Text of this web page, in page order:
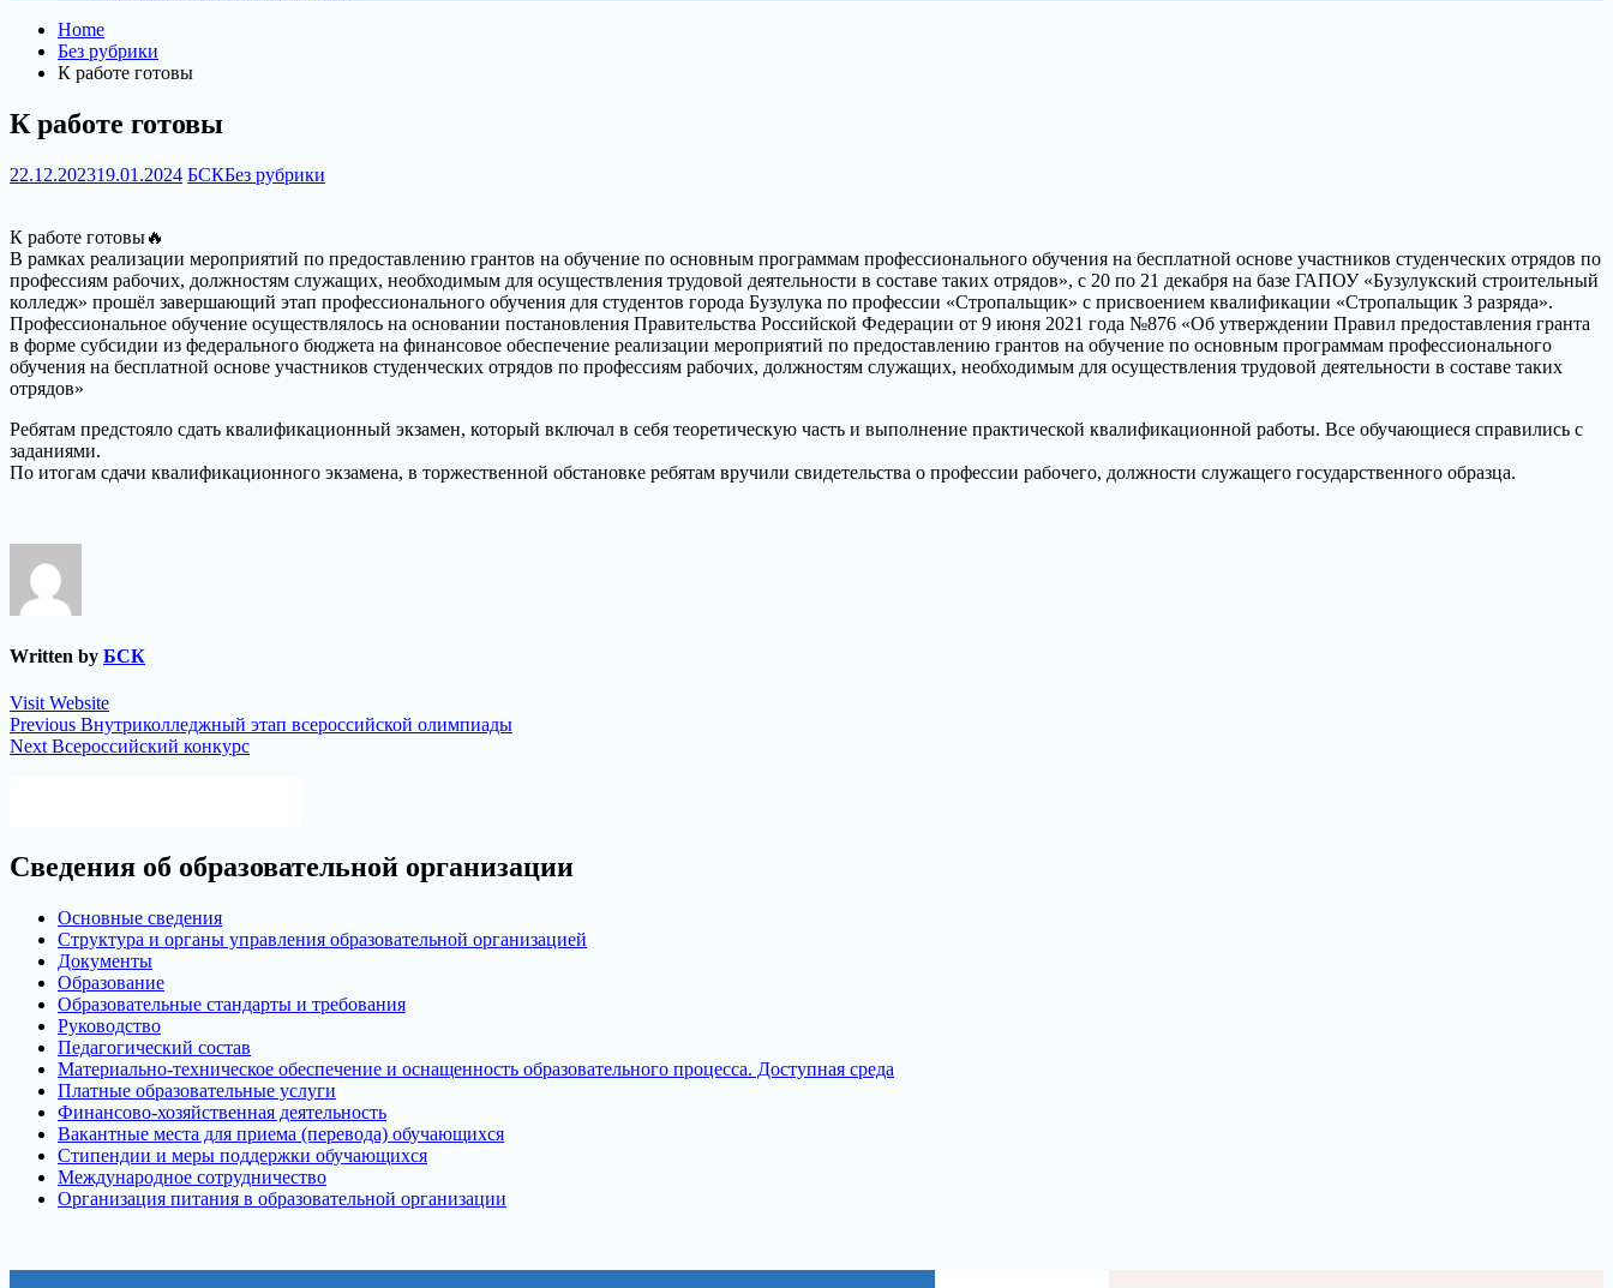
Home
Без рубрики
К работе готовы
К работе готовы
22.12.202319.01.2024 БСКБез рубрики
К работе готовы🔥
В рамках реализации мероприятий по предоставлению грантов на обучение по основным программам профессионального обучения на бесплатной основе участников студенческих отрядов по
профессиям рабочих, должностям служащих, необходимым для осуществления трудовой деятельности в составе таких отрядов», с 20 по 21 декабря на базе ГАПОУ «Бузулукский строительный
колледж» прошёл завершающий этап профессионального обучения для студентов города Бузулука по профессии «Стропальщик» с присвоением квалификации «Стропальщик 3 разряда».
Профессиональное обучение осуществлялось на основании постановления Правительства Российской Федерации от 9 июня 2021 года №876 «Об утверждении Правил предоставления гранта
в форме субсидии из федерального бюджета на финансовое обеспечение реализации мероприятий по предоставлению грантов на обучение по основным программам профессионального
обучения на бесплатной основе участников студенческих отрядов по профессиям рабочих, должностям служащих, необходимым для осуществления трудовой деятельности в составе таких
отрядов»
Ребятам предстояло сдать квалификационный экзамен, который включал в себя теоретическую часть и выполнение практической квалификационной работы. Все обучающиеся справились с
заданиями.
По итогам сдачи квалификационного экзамена, в торжественной обстановке ребятам вручили свидетельства о профессии рабочего, должности служащего государственного образца.
Written by БСК
Visit Website
Навигация
по
Previous Previous
post:
Внутриколледжный этап всероссийской олимпиады
Next Next
Всероссийский конкурс
Сведения об образовательной организации
Основные сведения
Структура и органы управления образовательной организацией
Документы
Образование
Образовательные стандарты и требования
Руководство
Педагогический состав
Материально-техническое обеспечение и оснащенность образовательного процесса. Доступная среда
Платные образовательные услуги
Финансово-хозяйственная деятельность
Вакантные места для приема (перевода) обучающихся
Стипендии и меры поддержки обучающихся
Международное сотрудничество
Организация питания в образовательной организации